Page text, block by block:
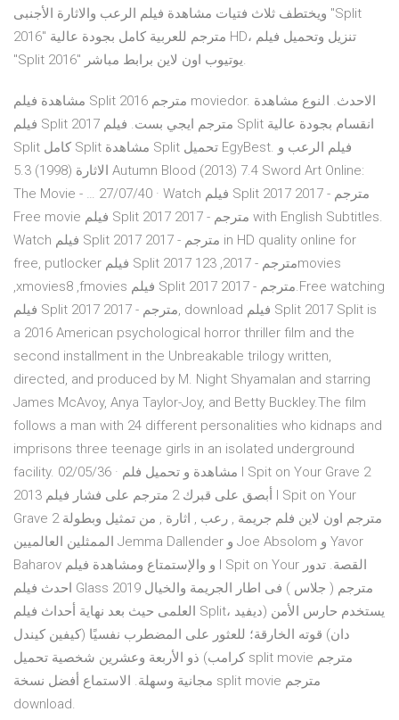
ويختطف ثلاث فتيات مشاهدة فيلم الرعب والاثارة الأجنبى "Split
2016" مترجم للعربية كامل بجودة عالية HD، تنزيل وتحميل فيلم
"Split 2016" يوتيوب اون لاين برابط مباشر.
مشاهدة فيلم Split 2016 مترجم moviedor. الاحدث. النوع مشاهدة
فيلم Split 2017 مترجم ايجي بست. فيلم Split انقسام بجودة عالية
Split كامل Split مشاهدة Split تحميل EgyBest. فيلم الرعب و
الاثارة (1998) 5.3 Autumn Blood (2013) 7.4 Sword Art Online:
The Movie - … 27/07/40 · Watch فيلم Split 2017 مترجم - 2017
Free movie فيلم Split 2017 مترجم - 2017 with English Subtitles.
Watch فيلم Split 2017 مترجم - 2017 in HD quality online for
free, putlocker فيلم Split 2017 مترجم - 2017, 123movies
,xmovies8 ,fmovies فيلم Split 2017 مترجم - 2017.Free watching
فيلم Split 2017 مترجم - 2017, download فيلم Split 2017 Split is
a 2016 American psychological horror thriller film and the
second installment in the Unbreakable trilogy written,
directed, and produced by M. Night Shyamalan and starring
James McAvoy, Anya Taylor-Joy, and Betty Buckley.The film
follows a man with 24 different personalities who kidnaps and
imprisons three teenage girls in an isolated underground
facility. 02/05/36 · مشاهدة و تحميل فلم I Spit on Your Grave 2
2013 أبصق على قبرك 2 مترجم على فشار فيلم I Spit on Your
Grave 2 مترجم اون لاين فلم جريمة , رعب , اثارة , من تمثيل وبطولة
الممثلين العالميين Jemma Dallender و Joe Absolom و Yavor
Baharov و والإستمتاع ومشاهدة فيلم I Spit on Your القصة. تدور
احدث فيلم Glass 2019 مترجم ( جلاس ) فى اطار الجريمة والخيال
العلمى حيث بعد نهاية أحداث فيلم Split، يستخدم حارس الأمن (ديفيد
دان) قوته الخارقة؛ للعثور على المضطرب نفسيًا (كيفين كيندل
كرامب) ذو الأربعة وعشرين شخصية تحميل split movie مترجم
مجانية وسهلة. الاستماع أفضل نسخة split movie مترجم
download.